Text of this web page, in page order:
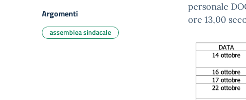
personale
ore 13,00
Argomenti
assemblea sindacale